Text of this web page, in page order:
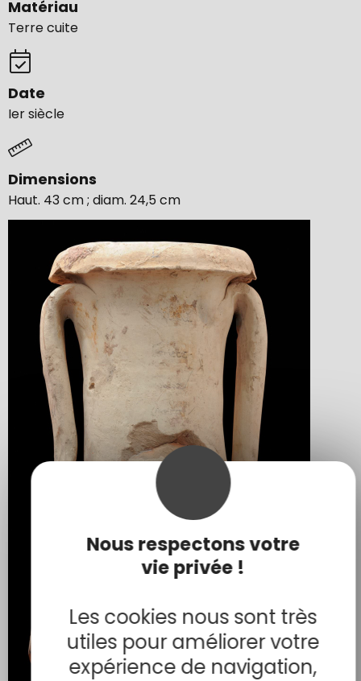
Nous respectons votre
vie privée !
Les cookies nous sont très
utiles pour améliorer votre
expérience de navigation,
Matériau
Terre cuite
Date
Ier siècle
Dimensions
Haut. 43 cm ; diam. 24,5 cm